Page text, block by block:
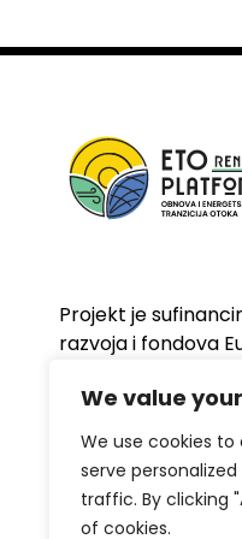
We value
We use cookies
serve
traffic. By clicking
of cookies.
Projekt je
razvoja i fondova